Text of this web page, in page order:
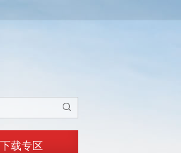

下载专区